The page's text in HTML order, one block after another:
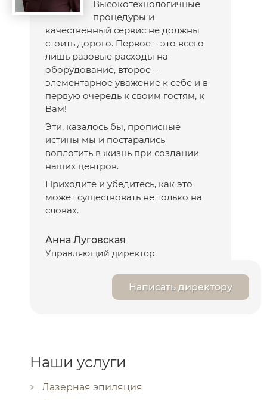
Высокотехнологичные
процедуры и
качественный сервис не должны
стоить дорого. Первое – это всего
лишь разовые расходы на
оборудование, второе –
элементарное уважение к себе и в
первую очередь к своим гостям, к
Вам!
Эти, казалось бы, прописные
истины мы и постарались
воплотить в жизнь при создании
наших центров.
Приходите и убедитесь, как это
может существовать не только на
словах.
Анна Луговская
Управляющий директор
Написать директору
Наши услуги
Лазерная эпиляция